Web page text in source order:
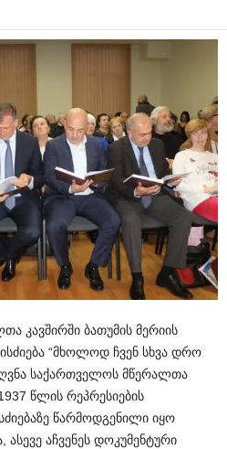
კავშირში ბათუმის მერიის
“მხოლოდ ჩვენ სხვა დრო
საქართველოს მწერალთა
წლის რეპრესიების
წარმოდგენილი იყო
აჩვენეს დოკუმენტური